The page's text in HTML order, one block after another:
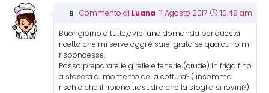
Commento di Luana 11 Agosto 2017 10:48 am
Buongiorno a tutte,avrei una domanda per questa
ricetta che mi serve oggi è sarei grata se qualcuno mi
rispondesse.
Posso preparare le girelle e tenerle (crude) in frigo fino
a stasera al momento della cottura? ( insomma
rischio che il ripieno trasudi o che la sfoglia si rovini?)